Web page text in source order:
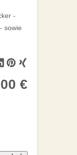
-
sowie
€